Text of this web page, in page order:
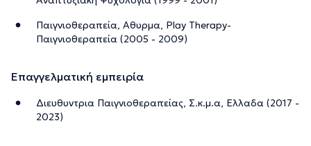
Παιγνιοθεραπεία, Αθυρμα, Play Therapy-
Παιγνιοθεραπεία (2005 - 2009)
Επαγγελματική εμπειρία
Διευθυντρια Παιγνιοθεραπείας, Σ.κ.μ.α, Ελλαδα (2017 -
2023)